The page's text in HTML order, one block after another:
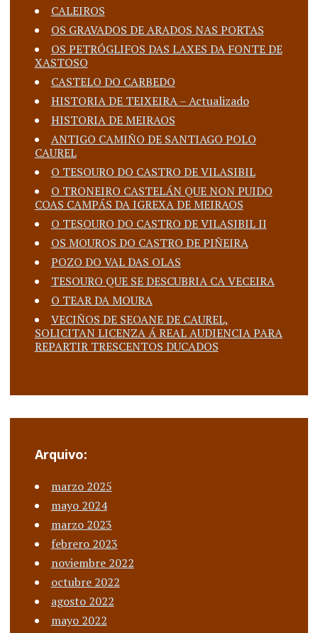
CALEIROS
OS GRAVADOS DE ARADOS NAS PORTAS
OS PETRÓGLIFOS DAS LAXES DA FONTE DE
XASTOSO
CASTELO DO CARBEDO
HISTORIA DE TEIXEIRA – Actualizado
HISTORIA DE MEIRAOS
ANTIGO CAMIÑO DE SANTIAGO POLO
CAUREL
O TESOURO DO CASTRO DE VILASIBIL
O TRONEIRO CASTELÁN QUE NON PUIDO
COAS CAMPÁS DA IGREXA DE MEIRAOS
O TESOURO DO CASTRO DE VILASIBIL II
OS MOUROS DO CASTRO DE PIÑEIRA
POZO DO VAL DAS OLAS
TESOURO QUE SE DESCUBRIA CA VECEIRA
O TEAR DA MOURA
VECIÑOS DE SEOANE DE CAUREL,
SOLICITAN LICENZA Á REAL AUDIENCIA PARA
REPARTIR TRESCENTOS DUCADOS
Arquivo:
marzo 2025
mayo 2024
marzo 2023
febrero 2023
noviembre 2022
octubre 2022
agosto 2022
mayo 2022